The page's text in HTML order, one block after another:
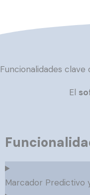
Funcionalidades
El
Marcador Predictivo